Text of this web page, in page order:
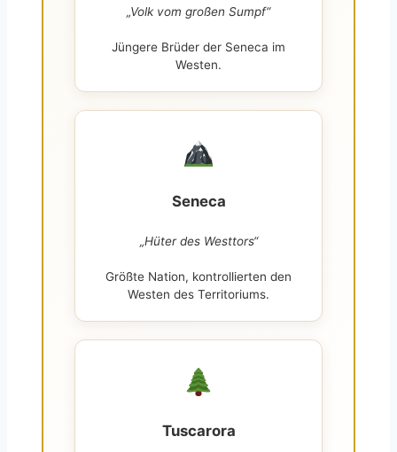
„Volk vom großen Sumpf“
Jüngere Brüder der Seneca im
Westen.
Seneca
„Hüter des Westtors“
Größte Nation, kontrollierten den
Westen des Territoriums.
Tuscarora